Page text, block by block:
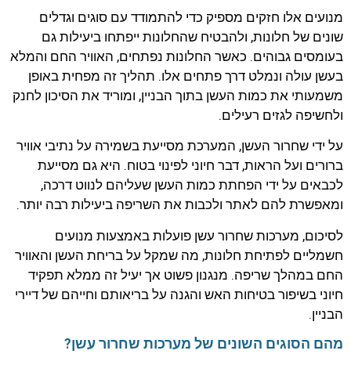
מנועים אלו חזקים מספיק כדי להתמודד עם סוגים וגדלים
שונים של חלונות, ולהבטיח שהחלונות ייפתחו ביעילות גם
בעומסים גבוהים. כאשר החלונות נפתחים, האוויר החם והמלא
בעשן עולה ונמלט דרך פתחים אלו. תהליך זה מפחית באופן
משמעותי את כמות העשן בתוך הבניין, ומוריד את הסיכון לחנק
ולחשיפה לגזים רעילים.
על ידי שחרור העשן, המערכת מסייעת בשמירה על נתיבי אוויר
ברורים ועל הראות, דבר חיוני לפינוי בטוח. היא גם מסייעת
לכבאים על ידי הפחתת כמות העשן שעליהם לנווט דרכה,
ומאפשרת להם לאתר ולכבות את השריפה ביעילות רבה יותר.
לסיכום, מערכות שחרור עשן פועלות באמצעות מנועים
חשמליים לפתיחת חלונות, מה שמקל על בריחת העשן והאוויר
החם במהלך שריפה. מנגנון פשוט אך יעיל זה ממלא תפקיד
חיוני בשיפור בטיחות האש והגנה על בריאותם וחייהם של דיירי
הבניין.
מהם הסוגים השונים של מערכות שחרור עשן?